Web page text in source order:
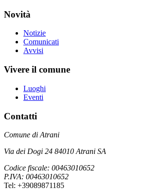
Novità
Notizie
Comunicati
Avvisi
Vivere il comune
Luoghi
Eventi
Contatti
Comune di Atrani
Via dei Dogi 24 84010 Atrani SA
Codice fiscale: 00463010652
P.IVA: 00463010652
Tel: +39089871185